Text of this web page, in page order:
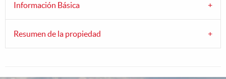
Información Básica
Resumen de la propiedad